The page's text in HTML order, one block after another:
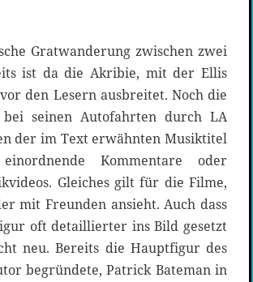
Gratwanderung zwischen zwei
ist da die Akribie, mit der Ellis
den Lesern ausbreitet. Noch die
seinen Autofahrten durch LA
der im Text erwähnten Musiktitel
Kommentare oder
Gleiches gilt für die Filme,
mit Freunden ansieht. Auch dass
oft detaillierter ins Bild gesetzt
neu. Bereits die Hauptfigur des
begründete, Patrick Bateman in